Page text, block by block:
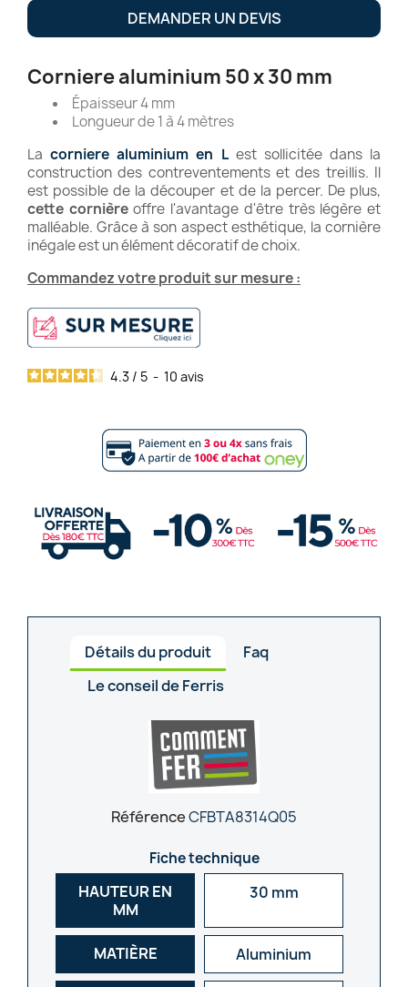
DEMANDER UN DEVIS
Corniere aluminium 50 x 30 mm
Épaisseur 4 mm
Longueur de 1 à 4 mètres
Lacorniere aluminium en Lest sollicitée dans la
construction des contreventements et des treillis. Il
est possible de la découper et de la percer. De plus,
cette cornièreoffre l'avantage d'être très légère et
malléable. Grâce à son aspect esthétique, la cornière
inégale est un élément décoratif de choix.
Commandez votre produit sur mesure :
4.3 / 5 - 10 avis
Détails du produit
Faq
Le conseil de Ferris
RéférenceCFBTA8314Q05
Fiche technique
HAUTEUR EN
MM
30 mm
MATIÈRE Aluminium